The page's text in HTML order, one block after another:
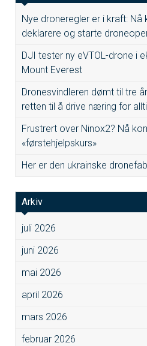
Nye droneregler er i kraft: Nå
deklarere og starte
DJI tester ny eVTOL-drone i
Mount Everest
Dronesvindleren dømt til tre
retten til å drive næring for
Frustrert over Ninox2? Nå
«førstehjelpskurs»
Her er den ukrainske
Arkiv
juli 2026
juni 2026
mai 2026
april 2026
mars 2026
februar 2026